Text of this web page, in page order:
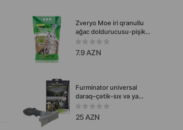
Zveryo Moe iri qranullu
ağac doldurucusu-pişik
tualeti və kiçik ev
heyvanları üçün təbii həll
yoludur
7.9 AZN
Furminator universal
daraq–çətik-sıx və ya
uzun tüklü pişik və itlər
üçün nəzərdə tutulmuş
çoxfunksiyalı qulluq
25 AZN